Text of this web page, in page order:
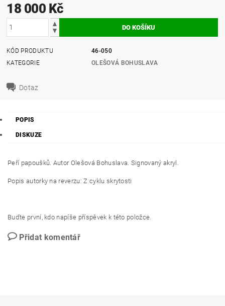
18 000 Kč
KÓD PRODUKTU
46-050
KATEGORIE
OLEŠOVÁ BOHUSLAVA
Dotaz
POPIS
DISKUZE
Peří papoušků. Autor Olešová Bohuslava. Signovaný akryl.
Popis autorky na reverzu: Z cyklu skrytosti
Buďte první, kdo napíše příspěvek k této položce.
Přidat komentář